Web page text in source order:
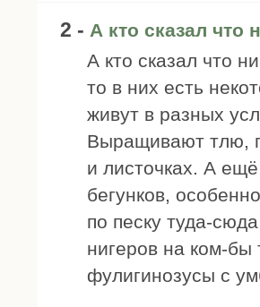
2 - А кто сказал что
А кто сказал что
то в них есть
живут в разных
Выращивают тлю,
и листочках. А
бегунков,
по песку туда-
нигеров на ком-
фулигинозусы с